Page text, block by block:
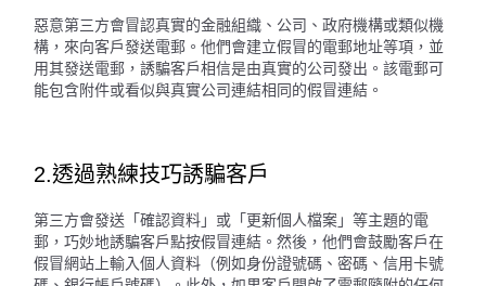
惡意第三方會冒認真實的金融組織、公司、政府機構或類似機
構，來向客戶發送電郵。他們會建立假冒的電郵地址等項，並
用其發送電郵，誘騙客戶相信是由真實的公司發出。該電郵可
能包含附件或看似與真實公司連結相同的假冒連結。
2.透過熟練技巧誘騙客戶
第三方會發送「確認資料」或「更新個人檔案」等主題的電
郵，巧妙地誘騙客戶點按假冒連結。然後，他們會鼓勵客戶在
假冒網站上輸入個人資料（例如身份證號碼、密碼、信用卡號